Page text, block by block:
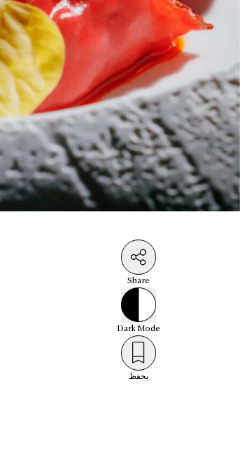
Share
DarkMode
يحفظ